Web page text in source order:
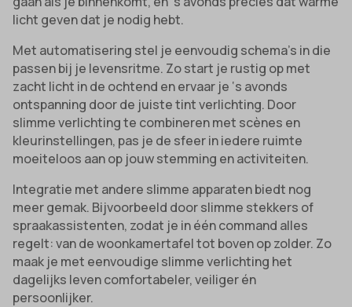
licht geven dat je nodig hebt.
Met automatisering stel je eenvoudig schema’s in die
passen bij je levensritme. Zo start je rustig op met
zacht licht in de ochtend en ervaar je ‘s avonds
ontspanning door de juiste tint verlichting. Door
slimme verlichting te combineren met scènes en
kleurinstellingen, pas je de sfeer in iedere ruimte
moeiteloos aan op jouw stemming en activiteiten.
Integratie met andere slimme apparaten biedt nog
meer gemak. Bijvoorbeeld door slimme stekkers of
spraakassistenten, zodat je in één command alles
regelt: van de woonkamertafel tot boven op zolder. Zo
maak je met eenvoudige slimme verlichting het
dagelijks leven comfortabeler, veiliger én
persoonlijker.